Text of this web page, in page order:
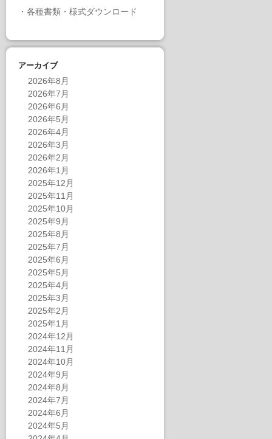
・ 各種書類・様式ダウンロード
アーカイブ
2026年8月
2026年7月
2026年6月
2026年5月
2026年4月
2026年3月
2026年2月
2026年1月
2025年12月
2025年11月
2025年10月
2025年9月
2025年8月
2025年7月
2025年6月
2025年5月
2025年4月
2025年3月
2025年2月
2025年1月
2024年12月
2024年11月
2024年10月
2024年9月
2024年8月
2024年7月
2024年6月
2024年5月